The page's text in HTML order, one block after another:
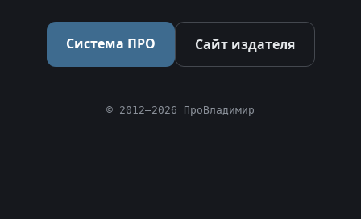
Система ПРО Сайт издателя
© 2012–2026 ПроВладимир